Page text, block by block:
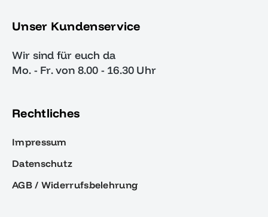
Unser Kundenservice
Wir sind für euch da
Mo. - Fr. von 8.00 - 16.30 Uhr
Rechtliches
Impressum
Datenschutz
AGB / Widerrufsbelehrung